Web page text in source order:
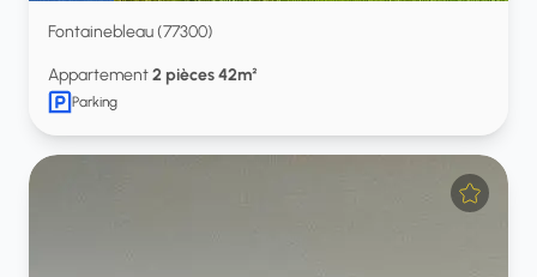
Fontainebleau (77300)
Appartement2 pièces 42m²
Parking